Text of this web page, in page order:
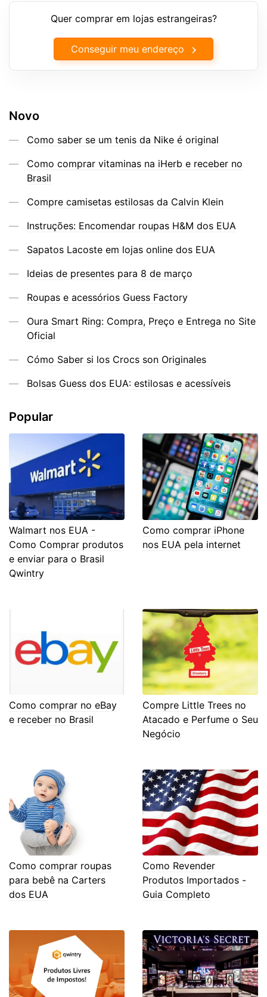
Quer comprar em lojas estrangeiras?
Conseguir meu endereço
Novo
Como saber se um tenis da Nike é original
Como comprar vitaminas na iHerb e receber no
Brasil
Compre camisetas estilosas da Calvin Klein
Instruções: Encomendar roupas H&M dos EUA
Sapatos Lacoste em lojas online dos EUA
Ideias de presentes para 8 de março
Roupas e acessórios Guess Factory
Oura Smart Ring: Compra, Preço e Entrega no Site
Oficial
Cómo Saber si los Crocs son Originales
Bolsas Guess dos EUA: estilosas e acessíveis
Popular
Walmart nos EUA -
Como Comprar produtos
e enviar para o Brasil
Qwintry
Como comprar iPhone
nos EUA pela internet
Como comprar no eBay
e receber no Brasil
Compre Little Trees no
Atacado e Perfume o Seu
Negócio
Como comprar roupas
para bebê na Carters
dos EUA
Como Revender
Produtos Importados -
Guia Completo